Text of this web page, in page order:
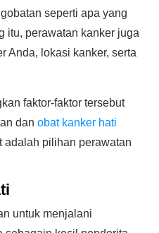
seperti apa yang
itu, perawatan kanker juga
Anda, lokasi kanker, serta
faktor-faktor tersebut
dan obat kanker hati
adalah pilihan perawatan
untuk menjalani